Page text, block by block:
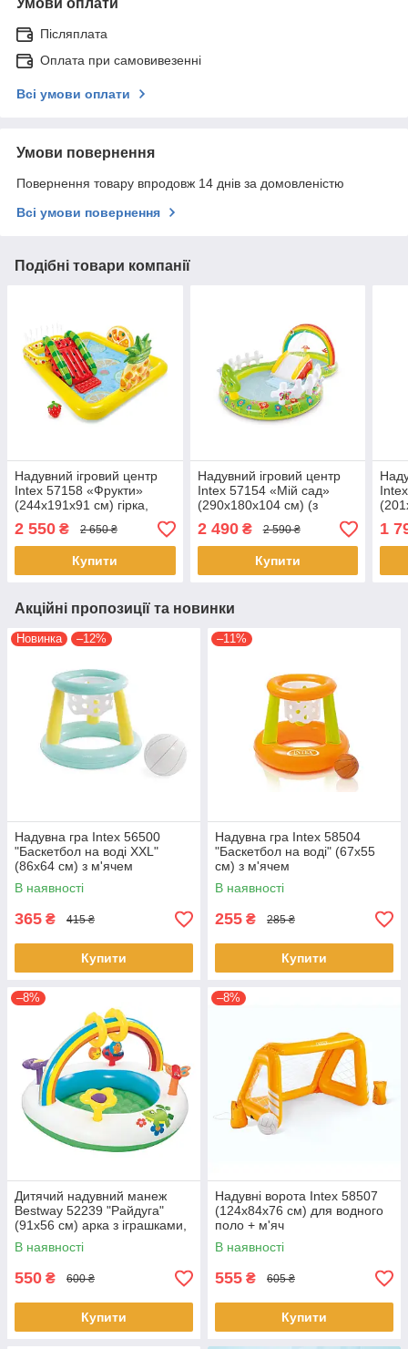
Післяплата
Оплата при самовивезенні
Всі умови оплати
Умови повернення
Повернення товару впродовж 14 днів за домовленістю
Всі умови повернення
Подібні товари компанії
Надувний ігровий центр
Intex 57158 «Фрукти»
(244x191x91 см) гірка,
фонтан
2 550 ₴ 2 650 ₴
Купити
Надувний ігровий центр
Intex 57154 «Мій сад»
(290х180х104 см) (з
надувними іграшками,
фонтаном і гіркою)
2 490₴ 2 590 ₴
Купити
1
Акційні пропозиції та новинки
Новинка –12%
Надувна гра Intex 56500
"Баскетбол на воді XXL"
(86х64 см) з м'ячем
В наявності
365 ₴ 415 ₴
Купити
–11%
Надувна гра Intex 58504
"Баскетбол на воді" (67х55
см) з м'ячем
В наявності
255 ₴ 285 ₴
Купити
–8%
Дитячий надувний манеж
Bestway 52239 "Райдуга"
(91х56 см) арка з іграшками,
надувною підлогою
В наявності
550 ₴ 600 ₴
Купити
–8%
Надувні ворота Intex 58507
(124х84х76 см) для водного
поло + м'яч
В наявності
555 ₴ 605 ₴
Купити